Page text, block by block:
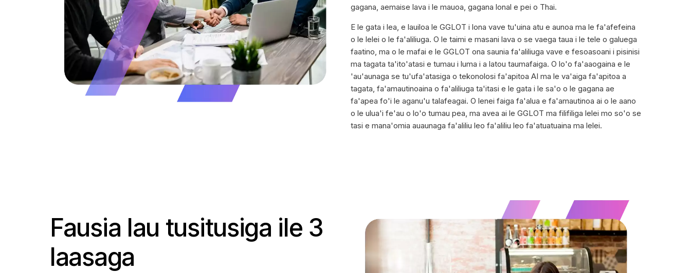
gagana, aemaise lava i le mauoa, gagana lonal e pei o Thai.
E le gata i lea, e lauiloa le GGLOT i lona vave tu'uina atu e aunoa ma le fa'afefeina
o le lelei o le fa'aliliuga. O le taimi e masani lava o se vaega taua i le tele o galuega
faatino, ma o le mafai e le GGLOT ona saunia fa'aliliuga vave e fesoasoani i pisinisi
ma tagata ta'ito'atasi e tumau i luma i a latou taumafaiga. O lo'o fa'aaogaina e le
'au'aunaga se tu'ufa'atasiga o tekonolosi fa'apitoa AI ma le va'aiga fa'apitoa a
tagata, fa'amautinoaina o fa'aliliuga ta'itasi e le gata i le sa'o o le gagana ae
fa'apea fo'i le aganu'u talafeagai. O lenei faiga fa'alua e fa'amautinoa ai o le aano
o le ulua'i fe'au o lo'o tumau pea, ma avea ai le GGLOT ma filifiliga lelei mo so'o se
tasi e mana'omia auaunaga fa'aliliu leo fa'aliliu leo fa'atuatuaina ma lelei.
Fausia lau tusitusiga ile 3
laasaga